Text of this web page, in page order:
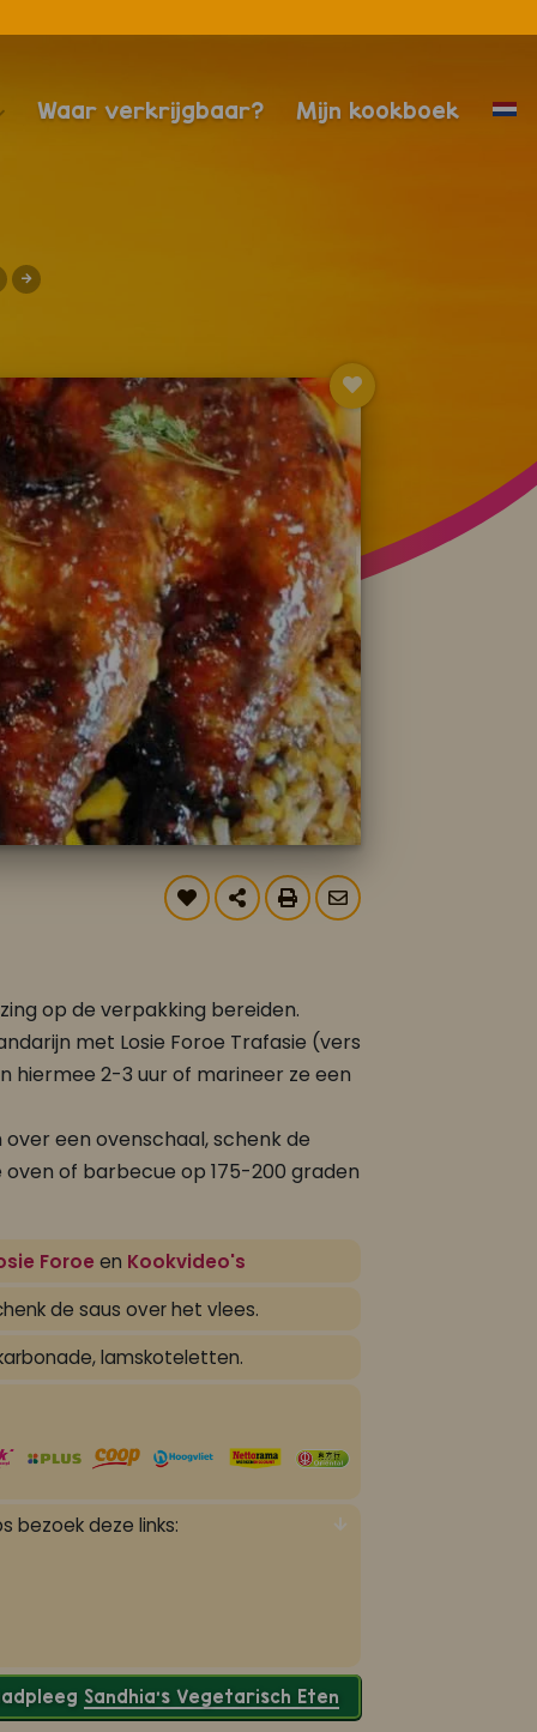
Waar verkrijgbaar? Mijn kookboek
op de verpakking bereiden.
met Losie Foroe Trafasie (vers
hiermee 2-3 uur of marineer ze een
een ovenschaal, schenk de
of barbecue op 175-200 graden
Foroe en Kookvideo's
de saus over het vlees.
lamskoteletten.
bezoek deze links:
Sandhia’s Vegetarisch Eten